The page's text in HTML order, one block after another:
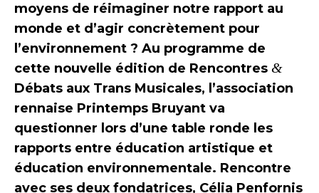
moyens de réimaginer notre rapport au
monde et d’agir concrètement pour
l’environnement ? Au programme de
cette nouvelle édition de Rencontres &
Débats aux Trans Musicales, l’association
rennaise Printemps Bruyant va
questionner lors d’une table ronde les
rapports entre éducation artistique et
éducation environnementale. Rencontre
avec ses deux fondatrices, Célia Penfornis